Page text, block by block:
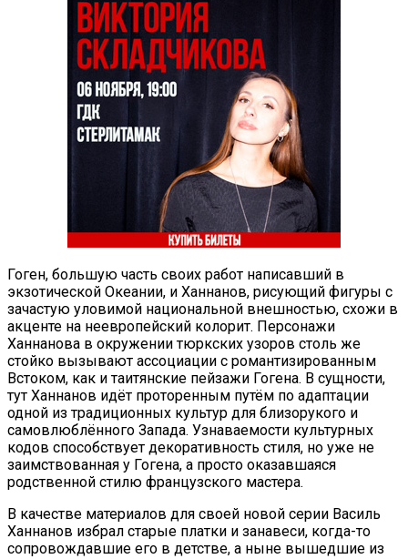
Гоген, большую часть своих работ написавший в
экзотической Океании, и Ханнанов, рисующий фигуры с
зачастую уловимой национальной внешностью, схожи в
акценте на неевропейский колорит. Персонажи
Ханнанова в окружении тюркских узоров столь же
стойко вызывают ассоциации с романтизированным
Встоком, как и таитянские пейзажи Гогена. В сущности,
тут Ханнанов идёт проторенным путём по адаптации
одной из традиционных культур для близорукого и
самовлюблённого Запада. Узнаваемости культурных
кодов способствует декоративность стиля, но уже не
заимствованная у Гогена, а просто оказавшаяся
родственной стилю французского мастера.
В качестве материалов для своей новой серии Василь
Ханнанов избрал старые платки и занавеси, когда-то
сопровождавшие его в детстве, а ныне вышедшие из